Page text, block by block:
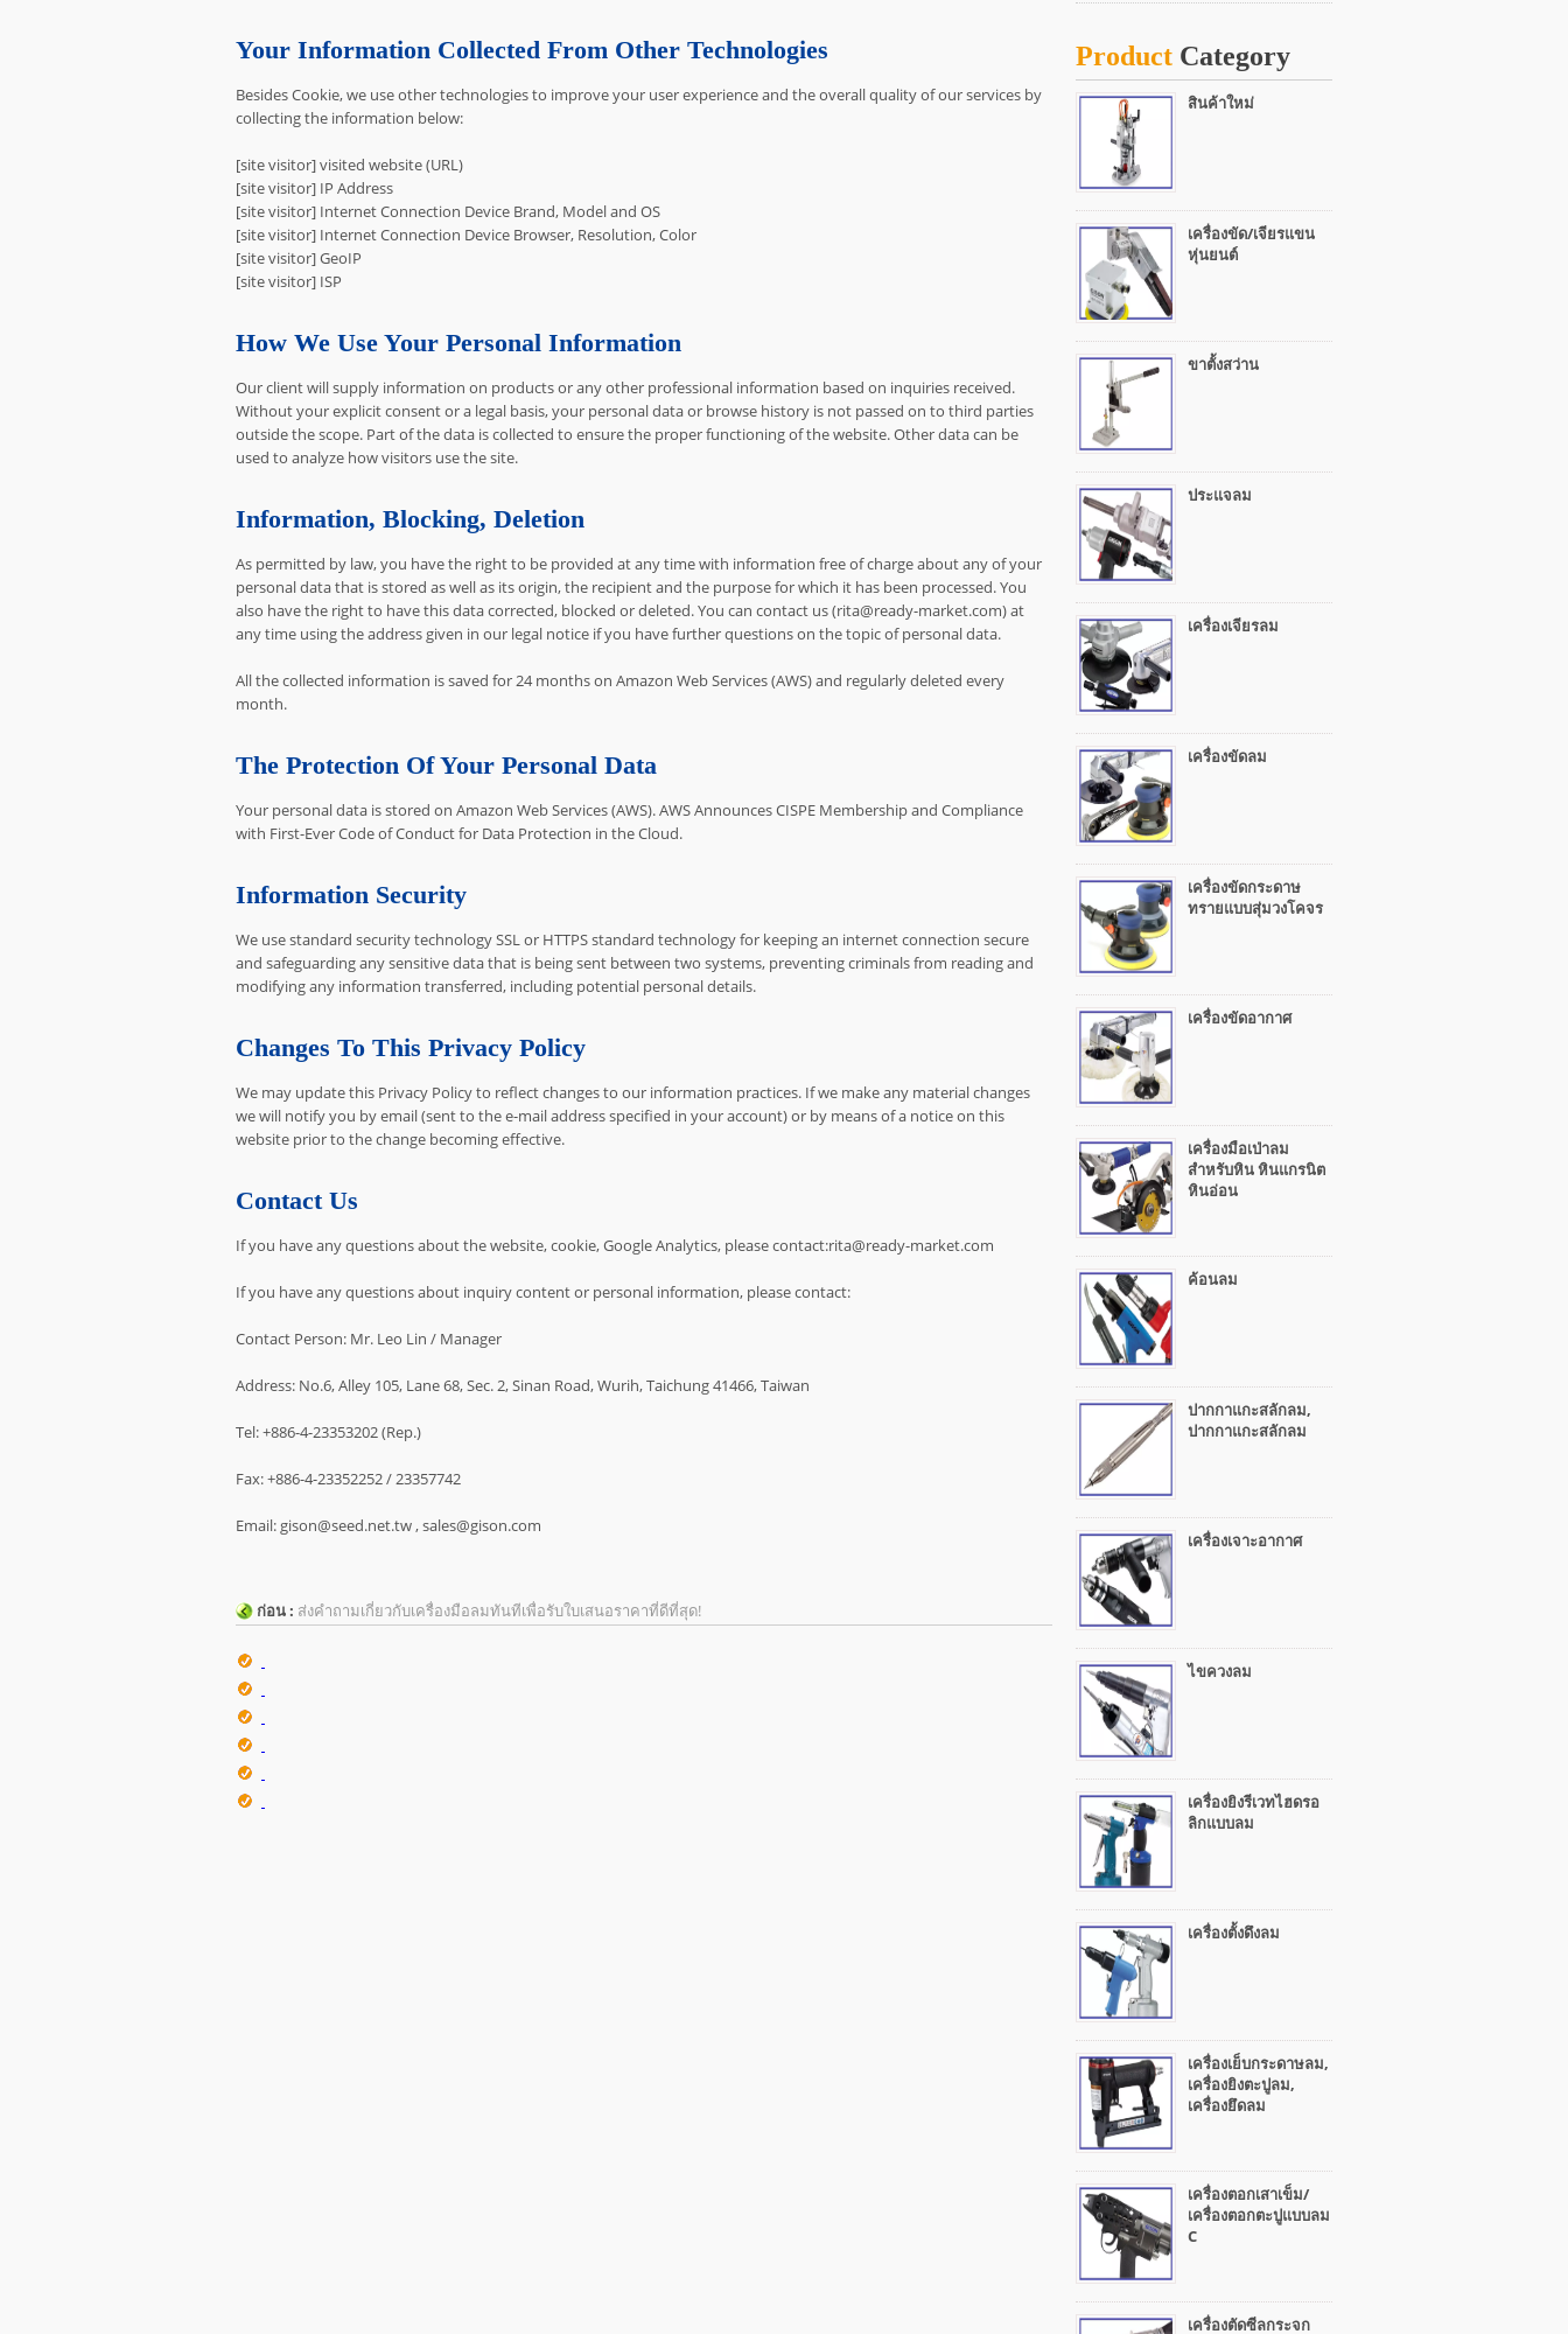
Your Information Collected From Other Technologies
Besides Cookie, we use other technologies to improve your user experience and the overall quality of our services by
collecting the information below:
[site visitor] visited website (URL)
[site visitor] IP Address
[site visitor] Internet Connection Device Brand, Model and OS
[site visitor] Internet Connection Device Browser, Resolution, Color
[site visitor] GeoIP
[site visitor] ISP
How We Use Your Personal Information
Our client will supply information on products or any other professional information based on inquiries received.
Without your explicit consent or a legal basis, your personal data or browse history is not passed on to third parties
outside the scope. Part of the data is collected to ensure the proper functioning of the website. Other data can be
used to analyze how visitors use the site.
Information, Blocking, Deletion
As permitted by law, you have the right to be provided at any time with information free of charge about any of your
personal data that is stored as well as its origin, the recipient and the purpose for which it has been processed. You
also have the right to have this data corrected, blocked or deleted. You can contact us (rita@ready-market.com) at
any time using the address given in our legal notice if you have further questions on the topic of personal data.
All the collected information is saved for 24 months on Amazon Web Services (AWS) and regularly deleted every
month.
The Protection Of Your Personal Data
Your personal data is stored on Amazon Web Services (AWS). AWS Announces CISPE Membership and Compliance
with First-Ever Code of Conduct for Data Protection in the Cloud.
Information Security
We use standard security technology SSL or HTTPS standard technology for keeping an internet connection secure
and safeguarding any sensitive data that is being sent between two systems, preventing criminals from reading and
modifying any information transferred, including potential personal details.
Changes To This Privacy Policy
We may update this Privacy Policy to reflect changes to our information practices. If we make any material changes
we will notify you by email (sent to the e-mail address specified in your account) or by means of a notice on this
website prior to the change becoming effective.
Contact Us
If you have any questions about the website, cookie, Google Analytics, please contact:rita@ready-market.com
If you have any questions about inquiry content or personal information, please contact:
Contact Person: Mr. Leo Lin / Manager
Address: No.6, Alley 105, Lane 68, Sec. 2, Sinan Road, Wurih, Taichung 41466, Taiwan
Tel: +886-4-23353202 (Rep.)
Fax: +886-4-23352252 / 23357742
Email: gison@seed.net.tw , sales@gison.com
ก่อน : ส่งคำถามเกี่ยวกับเครื่องมือลมทันทีเพื่อรับใบเสนอราคาที่ดีที่สุด!
Product Category
สินค้าใหม่
เครื่องขัด/เจียรแขน
หุ่นยนต์
ขาตั้งสว่าน
ประแจลม
เครื่องเจียรลม
เครื่องขัดลม
เครื่องขัดกระดาษ
ทรายแบบสุ่มวงโคจร
เครื่องขัดอากาศ
เครื่องมือเป่าลม
สำหรับหิน หินแกรนิต
หินอ่อน
ค้อนลม
ปากกาแกะสลักลม,
ปากกาแกะสลักลม
เครื่องเจาะอากาศ
ไขควงลม
เครื่องยิงรีเวทไฮดรอ
ลิกแบบลม
เครื่องตั้งดึงลม
เครื่องเย็บกระดาษลม,
เครื่องยิงตะปูลม,
เครื่องยึดลม
เครื่องตอกเสาเข็ม/
เครื่องตอกตะปูแบบลม
C
เครื่องตัดซีลกระจก